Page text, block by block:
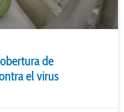
de
el virus